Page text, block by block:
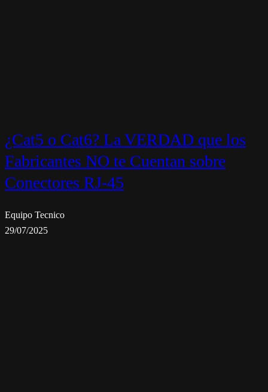
¿Cat5 o Cat6? La VERDAD que los
Fabricantes NO te Cuentan sobre
Conectores RJ-45
Equipo Tecnico
29/07/2025